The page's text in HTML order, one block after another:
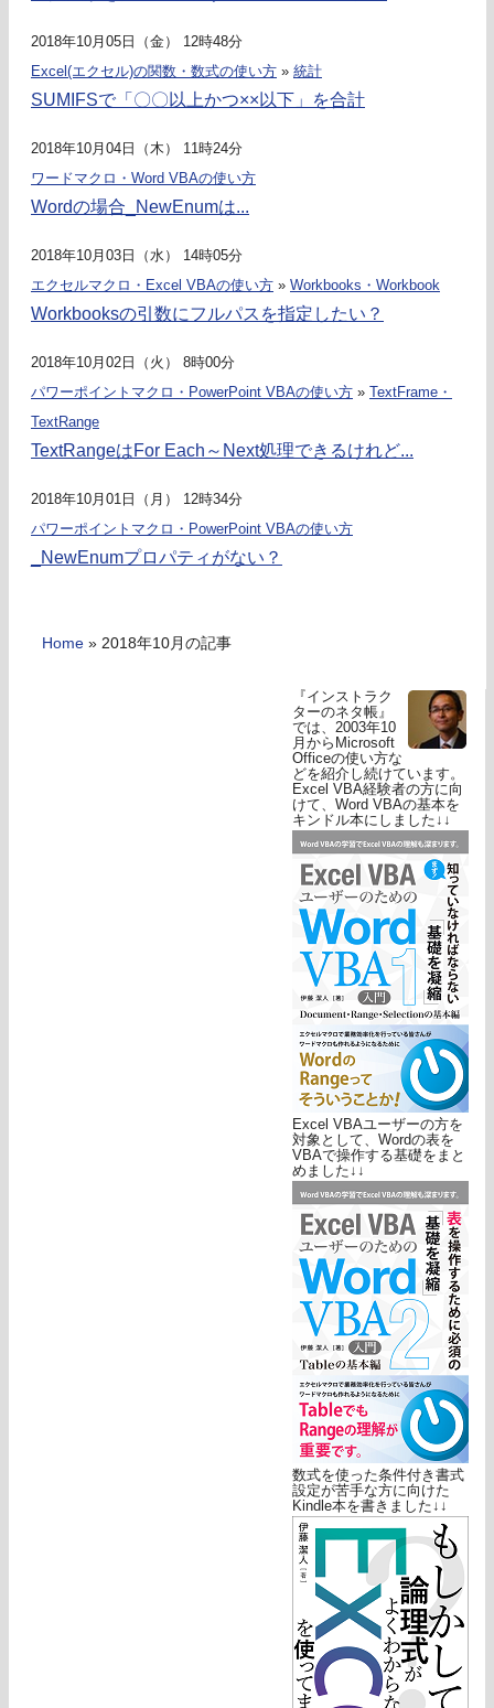
2018年10月05日（金） 12時48分
Excel(エクセル)の関数・数式の使い方 » 統計
SUMIFSで「〇〇以上かつ××以下」を合計
2018年10月04日（木） 11時24分
ワードマクロ・Word VBAの使い方
Wordの場合_NewEnumは...
2018年10月03日（水） 14時05分
エクセルマクロ・Excel VBAの使い方 » Workbooks・Workbook
Workbooksの引数にフルパスを指定したい？
2018年10月02日（火） 8時00分
パワーポイントマクロ・PowerPoint VBAの使い方 » TextFrame・
TextRange
TextRangeはFor Each～Next処理できるけれど...
2018年10月01日（月） 12時34分
パワーポイントマクロ・PowerPoint VBAの使い方
_NewEnumプロパティがない？
Home » 2018年10月の記事
『インストラク
ターのネタ帳』
では、2003年10
月からMicrosoft
Officeの使い方な
どを紹介し続けています。
Excel VBA経験者の方に向
けて、Word VBAの基本を
キンドル本にしました↓↓
Excel VBAユーザーの方を
対象として、Wordの表を
VBAで操作する基礎をまと
めました↓↓
数式を使った条件付き書式
設定が苦手な方に向けた
Kindle本を書きました↓↓